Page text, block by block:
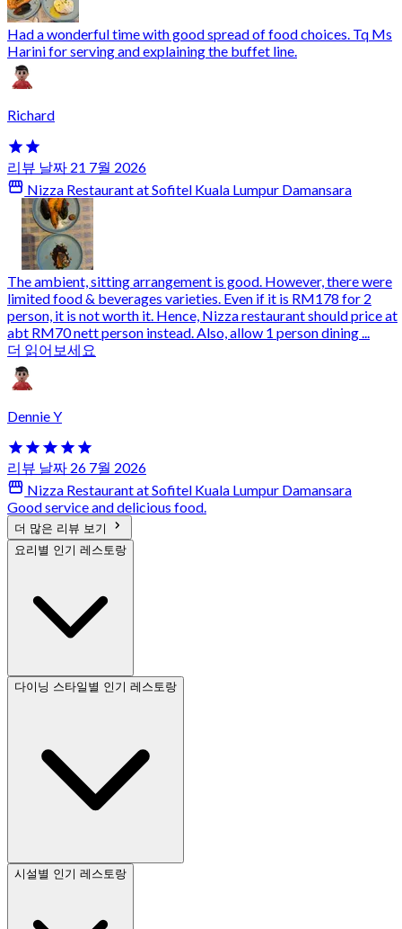
Had a wonderful time with good spread of food choices. Tq Ms
Harini for serving and explaining the buffet line.
Richard
리뷰 날짜 21 7월 2026
Nizza Restaurant at Sofitel Kuala Lumpur Damansara
The ambient, sitting arrangement is good. However, there were
limited food & beverages varieties. Even if it is RM178 for 2
person, it is not worth it. Hence, Nizza restaurant should price at
abt RM70 nett person instead. Also, allow 1 person dining ...
더 읽어보세요
Dennie Y
리뷰 날짜 26 7월 2026
Nizza Restaurant at Sofitel Kuala Lumpur Damansara
Good service and delicious food.
더 많은 리뷰 보기
요리별 인기 레스토랑
다이닝 스타일별 인기 레스토랑
시설별 인기 레스토랑